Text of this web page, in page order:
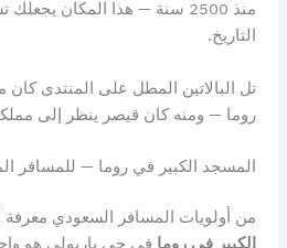
منذ 2500 سنة — هذا المكان
التاريخ.
تل البالاتين المطل على المنتدى
روما — ومنه كان قيصر ينظر إلى
المسجد الكبير في روما — للمسافر
من أولويات المسافر السعودي معرفة